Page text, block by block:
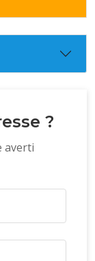
?
averti